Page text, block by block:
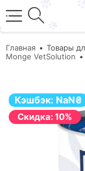
Главная Товары
Monge VetSolution
Кэшбэк: NaN₴
Cкидка: 10%